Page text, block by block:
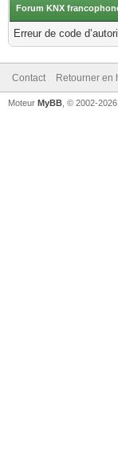
Forum KNX
Erreur de code
Contact Retourner en
Moteur MyBB , © 2002-2026